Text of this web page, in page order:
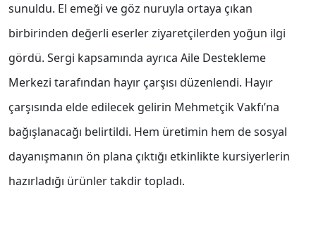
sunuldu. El emeği ve göz nuruyla ortaya çıkan
birbirinden değerli eserler ziyaretçilerden yoğun ilgi
gördü. Sergi kapsamında ayrıca Aile Destekleme
Merkezi tarafından hayır çarşısı düzenlendi. Hayır
çarşısında elde edilecek gelirin Mehmetçik Vakfı’na
bağışlanacağı belirtildi. Hem üretimin hem de sosyal
dayanışmanın ön plana çıktığı etkinlikte kursiyerlerin
hazırladığı ürünler takdir topladı.